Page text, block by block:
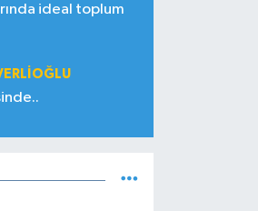
ideal toplum